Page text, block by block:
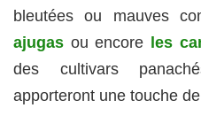
bleutées ou mauves
ajugas ou encore les
des cultivars
apporteront une touche